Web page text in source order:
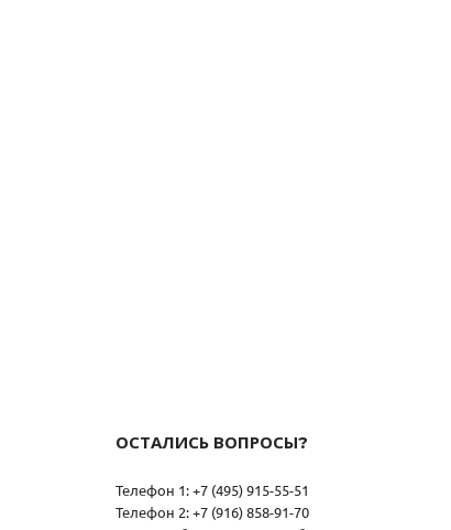
ОСТАЛИСЬ ВОПРОСЫ?
Телефон 1: +7 (495) 915-55-51
Телефон 2: +7 (916) 858-91-70